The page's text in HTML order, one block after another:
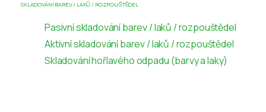
SKLADOVÁNÍ BAREV / LAKŮ / ROZPOUŠTĚDEL
Pasivní skladování barev / laků / rozpouštědel
Aktivní skladování barev / laků / rozpouštědel
Skladování hořlavého odpadu (barvy a laky)